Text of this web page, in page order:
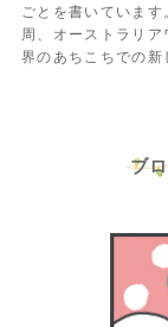
ごとを書いていま
周、オーストラリ
界のあちこちでの新
ブ